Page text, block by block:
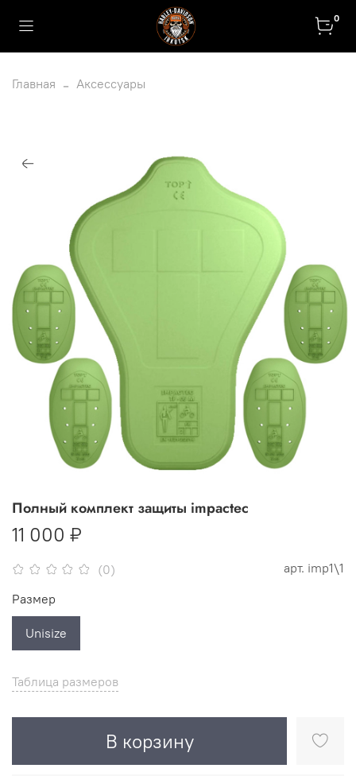
0
Главная Аксессуары
(0) арт. imp1\1
Полный комплект защиты impactec
11 000 ₽
Таблица размеров
В корзину
Размер
Unisize